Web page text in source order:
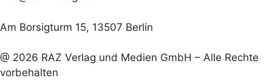
Am Borsigturm 15, 13507 Berlin
@ 2026 RAZ Verlag und Medien GmbH – Alle Rechte
vorbehalten